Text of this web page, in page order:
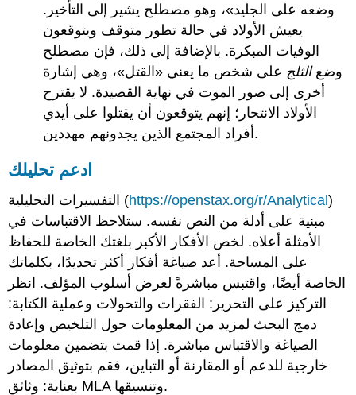
وضعه على الجليد»، وهو مصطلح يشير إلى التأخير.
يعيش الأولاد في حالة تطور متوقف ويتوقعون
الوفيات المبكرة. بالإضافة إلى ذلك، فإن مصطلح
وضعالثلج على شخص ما يعني «القتل»، وهي إشارة
أخرى إلى صور الموت في نهاية القصيدة. لا يقترح
الأولاد الانتحار؛ إنهم يتوقعون أن يقتلوا على أيدي
أفراد المجتمع الذين يجدونهم مهددين.
ادعم تحليلك
التفسيرات التحليلية (https://openstax.org/r/Analytical)
مبنية على أدلة من النص نفسه. ستلاحظ الاقتباسات في
الأمثلة أعلاه. لخص الأفكار الأكبر بلغتك الخاصة للحفاظ
على المساحة. أعد صياغة أفكار أكثر تحديدًا، بكلماتك
الخاصة أيضًا، واقتبس مباشرةً لعرض أسلوب المؤلف. انظر
التركيز على التحرير: الفقرات والتحولات وعملية الكتابة:
دمج البحث لمزيد من المعلومات حول التلخيص وإعادة
الصياغة والاقتباس مباشرة. إذا قمت بتضمين معلومات
خارجية للدعم أو المقارنة أو التباين، فقم بتوثيق المصادر
بعناية: وثائق MLA وتنسيقها.